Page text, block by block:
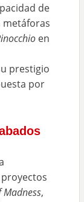
de
en
prestigio
por
,